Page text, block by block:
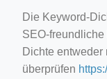
Die Keyword-
SEO-
Dichte
überprüfen